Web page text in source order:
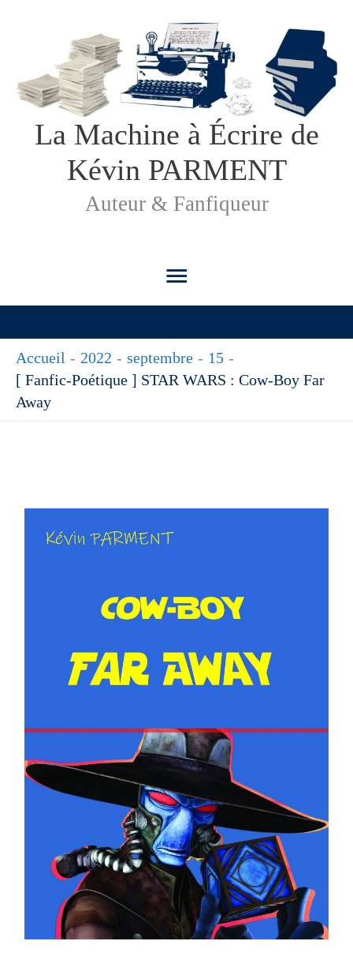
contenu
La Machine à Écrire de
Kévin PARMENT
Auteur & Fanfiqueur
Menu
Accueil 2022 septembre
15
[ Fanfic-Poétique ] STAR WARS : Cow-Boy Far
Away